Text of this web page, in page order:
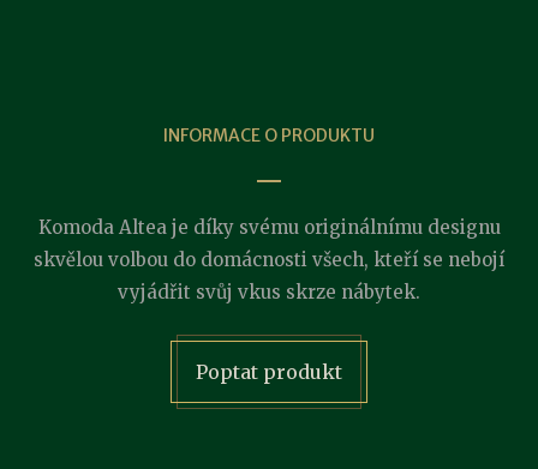
INFORMACE O PRODUKTU
Komoda Altea je díky svému originálnímu designu
skvělou volbou do domácnosti všech, kteří se nebojí
vyjádřit svůj vkus skrze nábytek.
Poptat produkt